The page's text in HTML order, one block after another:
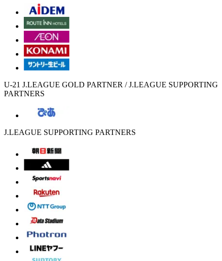
U-21 J.LEAGUE GOLD PARTNER / J.LEAGUE SUPPORTING
PARTNERS
J.LEAGUE SUPPORTING PARTNERS